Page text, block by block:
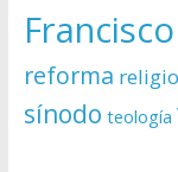
Francisco
reforma
sínodo teología